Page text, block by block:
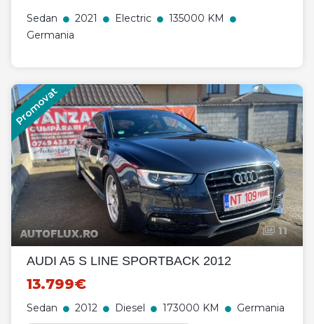
Sedan 2021 Electric
135000 KM
Germania
Promovat
11
AUDI A5 S LINE SPORTBACK 2012
13.799€
Sedan 2012 Diesel 173000 KM Germania